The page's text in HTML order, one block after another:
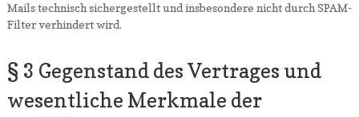
Mails technisch sichergestellt und insbesondere nicht durch SPAM-
Filter verhindert wird.
§ 3 Gegenstand des Vertrages und
wesentliche Merkmale der